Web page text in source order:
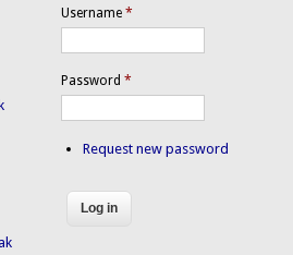
Username*
Password*
Request new password